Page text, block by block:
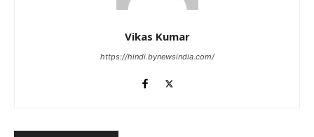
Vikas Kumar
https://hindi.bynewsindia.com/